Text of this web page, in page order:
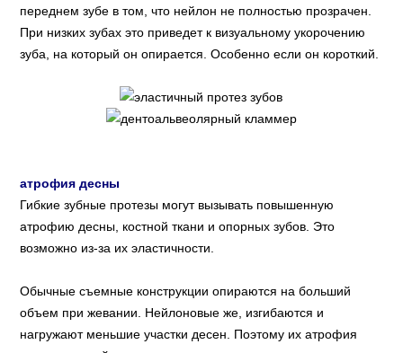
переднем зубе в том, что нейлон не полностью прозрачен.
При низких зубах это приведет к визуальному укорочению
зуба, на который он опирается. Особенно если он короткий.
атрофия десны
Гибкие зубные протезы могут вызывать повышенную
атрофию десны, костной ткани и опорных зубов. Это
возможно из-за их эластичности.
Обычные съемные конструкции опираются на больший
объем при жевании. Нейлоновые же, изгибаются и
нагружают меньшие участки десен. Поэтому их атрофия